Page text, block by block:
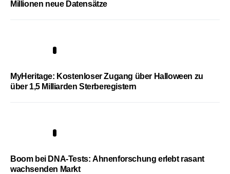
Millionen neue Datensätze
MyHeritage: Kostenloser Zugang über Halloween zu
über 1,5 Milliarden Sterberegistern
Boom bei DNA-Tests: Ahnenforschung erlebt rasant
wachsenden Markt